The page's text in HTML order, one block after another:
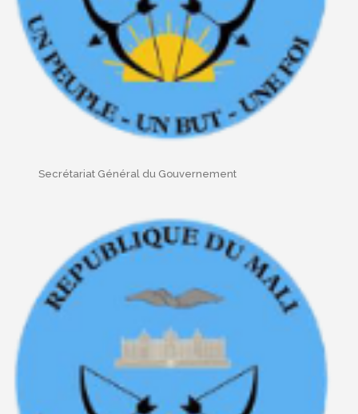
Secrétariat Général du Gouvernement